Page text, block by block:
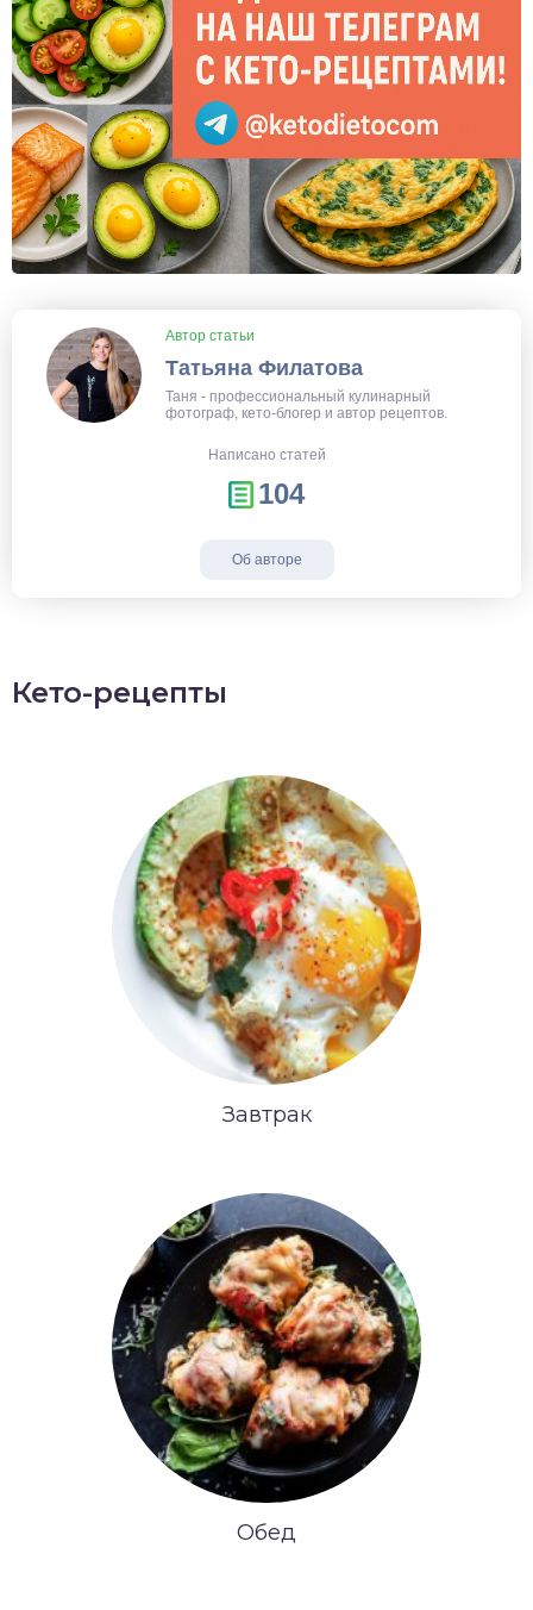
Автор статьи
Татьяна Филатова
Таня - профессиональный кулинарный
фотограф, кето-блогер и автор рецептов.
Написано статей
104
Об авторе
Кето-рецепты
Завтрак
Обед